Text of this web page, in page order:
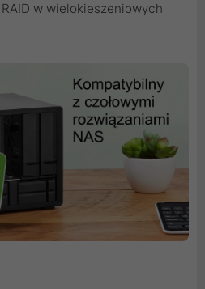
w wielokieszeniowych